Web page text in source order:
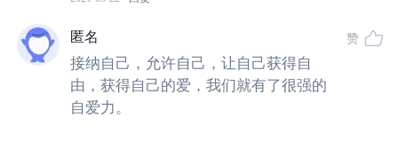
小的时候，就已经开始了形成，那个时候，我们还没有很
强的意识感，当我们选择的时候，信念已经在对我们造成
影响了。
匿名
接纳自己，允许自己，让自己获得自
由，获得自己的爱，我们就有了很强的
自爱力。
赞